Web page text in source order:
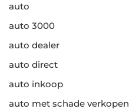
auto
auto 3000
auto dealer
auto direct
auto inkoop
auto met schade verkopen